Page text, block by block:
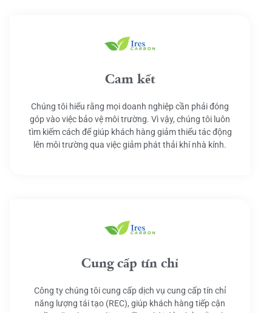
Cam kết
Chúng tôi hiểu rằng mọi doanh nghiệp cần phải đóng
góp vào việc bảo vệ môi trường. Vì vậy, chúng tôi luôn
tìm kiếm cách để giúp khách hàng giảm thiểu tác động
lên môi trường qua việc giảm phát thải khí nhà kính.
Cung cấp tín chỉ
Công ty chúng tôi cung cấp dịch vụ cung cấp tín chỉ
năng lượng tái tạo (REC), giúp khách hàng tiếp cận